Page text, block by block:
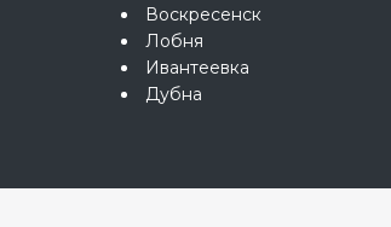
Воскресенск
Лобня
Ивантеевка
Дубна